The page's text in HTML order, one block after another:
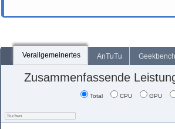
Verallgemeinertes AnTuTu Geekbench
Zusammenfassende
Total CPU GPU